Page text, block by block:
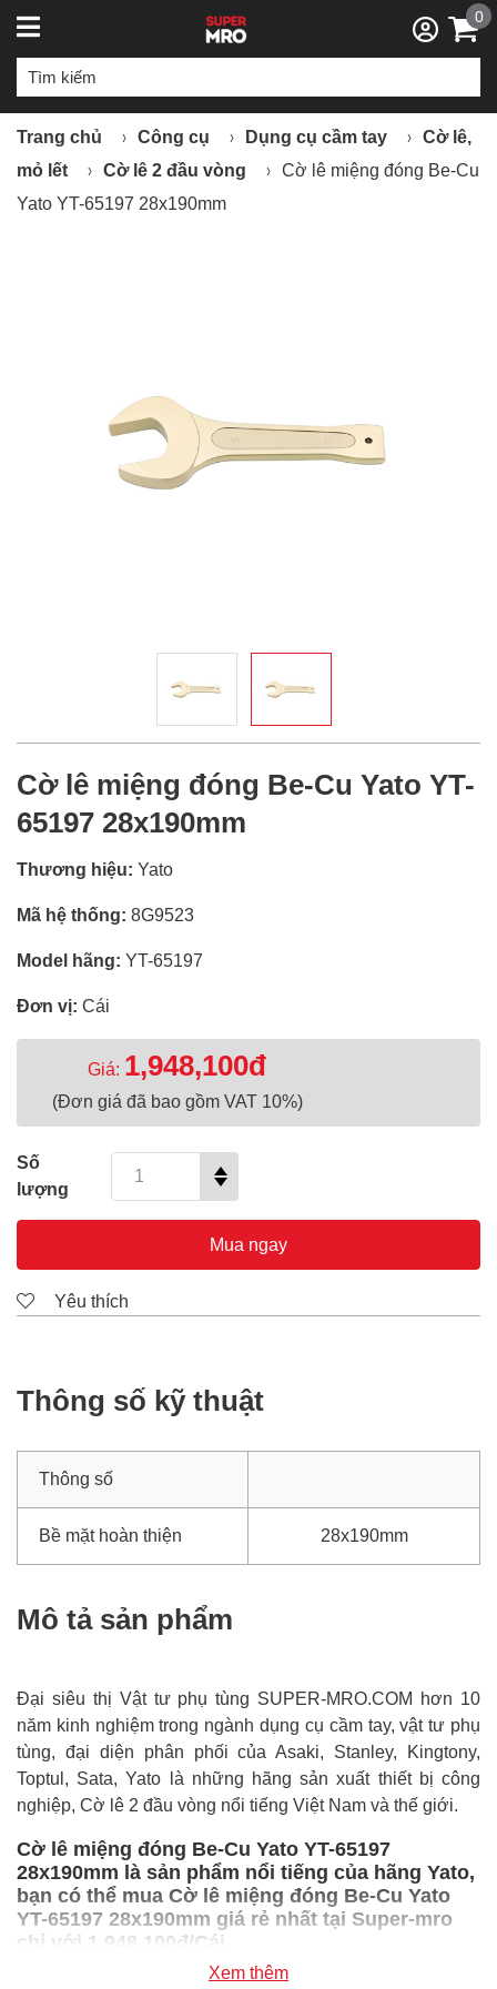
0
Trang chủ Công cụ Dụng cụ cầm tay
Cờ lê,
mỏ lết
Cờ lê 2 đầu vòng
Cờ lê miệng đóng Be-Cu
Yato YT-65197 28x190mm
Cờ lê miệng đóng Be-Cu Yato YT-
65197 28x190mm
Thương hiệu: Yato
Mã hệ thống: 8G9523
Model hãng: YT-65197
Đơn vị: Cái
Giá: 1,948,100đ
(Đơn giá đã bao gồm VAT 10%)
Số
lượng
Mua ngay
Yêu thích
Thông số kỹ thuật
Thông số
Bề mặt hoàn thiện 28x190mm
Mô tả sản phẩm
Đại siêu thị Vật tư phụ tùng SUPER-MRO.COM hơn 10
năm kinh nghiệm trong ngành dụng cụ cầm tay, vật tư phụ
tùng, đại diện phân phối của Asaki, Stanley, Kingtony,
Toptul, Sata, Yato là những hãng sản xuất thiết bị công
nghiệp, Cờ lê 2 đầu vòng nổi tiếng Việt Nam và thế giới.
Cờ lê miệng đóng Be-Cu Yato YT-65197
28x190mm là sản phẩm nổi tiếng của hãng Yato,
bạn có thể mua Cờ lê miệng đóng Be-Cu Yato
YT-65197 28x190mm giá rẻ nhất tại Super-mro
chỉ với 1,948,100đ/Cái
SUPER-MRO.COM cam kết:
Xem thêm